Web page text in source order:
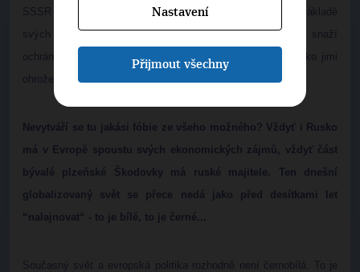
SSSR nebo Rusko v minulosti nechovaly tak špatně. Na základě
svých historických zkušeností se tedy zmíněné země snaží
ochránit svoji bezpečnost a nemyslím si, že by bylo Rusko jimi
ohroženo.
Nevytváří se tu jakási fóbie ze všeho možného? Vždyť i Rusko
má v Evropě spoustu svých ekonomických zájmů, vždyť část
bývalé plzeňské Škodovky má ruské majitele. Ten dnešní
globalizovaný svět se přece nedá jako před desítkami let
“nalajnovat“ - to je bílé, to je černé...
Současný svět a evropská politika rozhodně není černobílá. To je
Nastavení
Přijmout všechny